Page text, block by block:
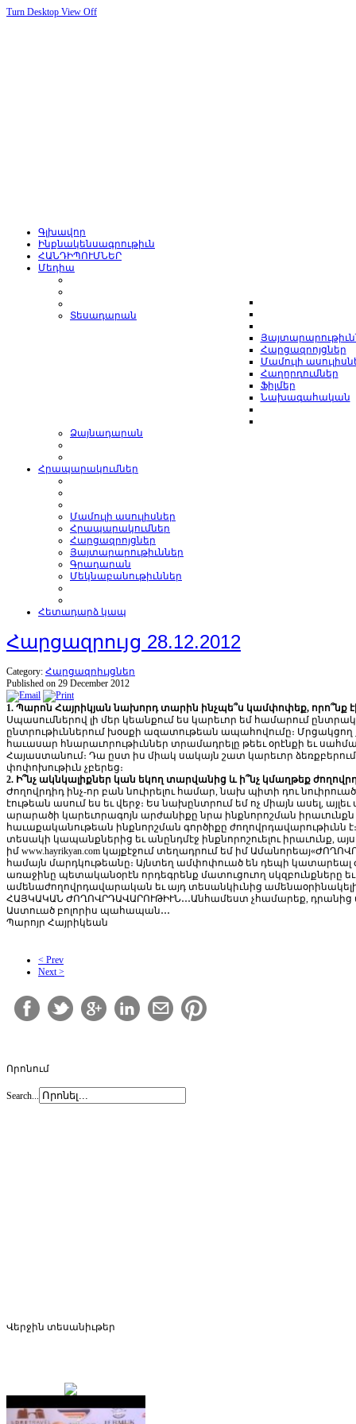
Turn Desktop View Off
Գլխավոր
Ինքնակենսագրութիւն
ՀԱՆԴԻՊՈՒՄՆԵՐ
Մեդիա
Տեսադարան
Հարցազրոյցներ
Մամուլի
Հաղորդումներ
Ֆիլմեր
Նախագահական
Ձայնադարան
Հրապարակումներ
Մամուլի ասուլիսներ
Հրապարակումներ
Հարցազրոյցներ
Յայտարարութիւններ
Գրադարան
Մեկնաբանութիւններ
Հետադարձ կապ
Հարցազրույց 28.12.2012
Category: Հարցազրիւյցներ
Published on 29 December 2012
1. Պարոն Հայրիկյան նախորդ տարին ինչպե՞ս կամփոփեք, որո՞նք
Սպասումներով լի մեր կեանքում ես կարեւոր եմ համարում
ընտրութիւններում խօսքի ազատութեան ապահովումը։
հաւասար հնարաւորութիւններ տրամադրելը թեեւ օրէնքի եւ
Հայաստանում։ Դա ըստ իս միակ սակայն շատ կարեւոր ձեռքբերում
փոփոխութիւն չբերեց։
2. Ի՞նչ ակնկալիքներ կան եկող տարվանից և ի՞նչ կմաղթեք
Ժողովրդիդ ինչ-որ բան նուիրելու համար, նախ պիտի դու
էութեան ասում ես եւ վերջ։ Ես նախընտրում եմ ոչ միայն ասել,
արարածի կարեւորագոյն արժանիքը նրա ինքնորոշման իրաւունքն
հաւաքականութեան ինքնորշման գործիքը ժողովրդավարութիւնն
տեսակի կապանքներից եւ անընդմէջ ինքնորոշուելու իրաւունք,
իմ www.hayrikyan.com կայքէջում տեղադրում եմ իմ Ամանորեայ
համայն մարդկութեանը։ Այնտեղ ամփոփուած են դեպի կատարեալ
առաջինը պետականօրէն որդեգրենք մատուցուող
ամենաժողովրդավարական եւ այդ տեսանկիւնից
ՀԱՅԿԱԿԱՆ ԺՈՂՈՎՐԴԱՎԱՐՈՒԹԻՒՆ․․․Անհամեստ չհամարեք, դրանից
Աստուած բոլորիս պահապան․․․
Պարոյր Հայրիկեան
< Prev
Next >
Որոնում
Search...
Վերջին տեսանիւթեր